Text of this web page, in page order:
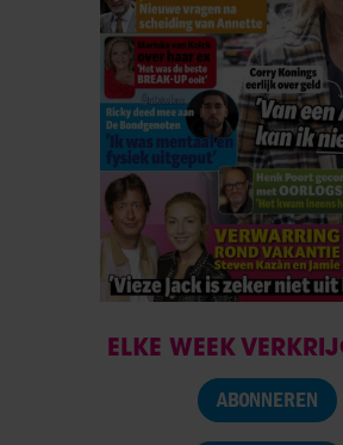
ELKE WEEK
ABONNEREN